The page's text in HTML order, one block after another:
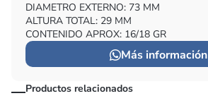
DIAMETRO EXTERNO: 73 MM
ALTURA TOTAL: 29 MM
CONTENIDO APROX: 16/18 GR
Más información
Productos relacionados